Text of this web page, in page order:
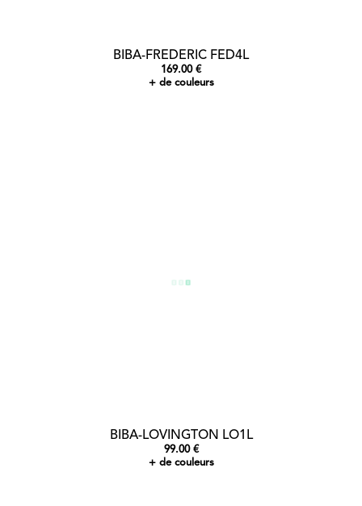
BIBA-FREDERIC FED4L
169.00 €
+ de couleurs
BIBA-LOVINGTON LO1L
99.00 €
+ de couleurs